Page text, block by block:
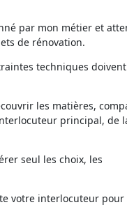
par mon métier et
de rénovation.
techniques
les matières,
principal, de
seul les choix, les
votre interlocuteur pour